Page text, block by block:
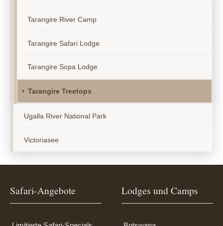
Tarangire River Camp
Tarangire Safari Lodge
Tarangire Sopa Lodge
Tarangire Treetops
Ugalla River National Park
Victoriasee
Safari-Angebote Lodges und Camps